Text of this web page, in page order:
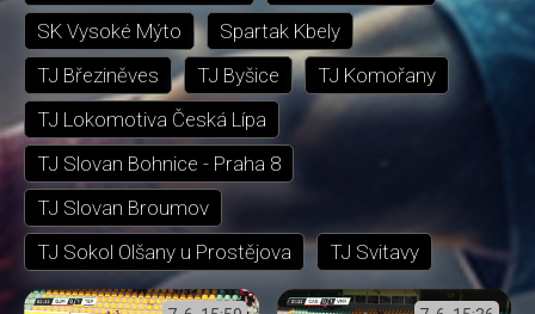
SK Vysoké Mýto
Spartak Kbely
TJ Březiněves
TJ Byšice
TJ Komořany
TJ Lokomotiva Česká Lípa
TJ Slovan Bohnice - Praha 8
TJ Slovan Broumov
TJ Sokol Olšany u Prostějova
TJ Svitavy